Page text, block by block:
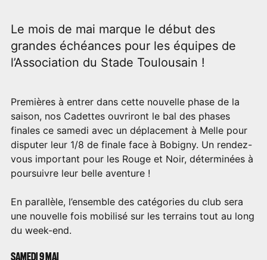
Le mois de mai marque le début des
grandes échéances pour les équipes de
l’Association du Stade Toulousain !
Premières à entrer dans cette nouvelle phase de la
saison, nos Cadettes ouvriront le bal des phases
finales ce samedi avec un déplacement à Melle pour
disputer leur 1/8 de finale face à Bobigny. Un rendez-
vous important pour les Rouge et Noir, déterminées à
poursuivre leur belle aventure !
En parallèle, l’ensemble des catégories du club sera
une nouvelle fois mobilisé sur les terrains tout au long
du week-end.
SAMEDI 9 MAI